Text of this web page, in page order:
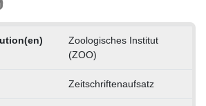
Zoologisches Institut
(ZOO)
Zeitschriftenaufsatz